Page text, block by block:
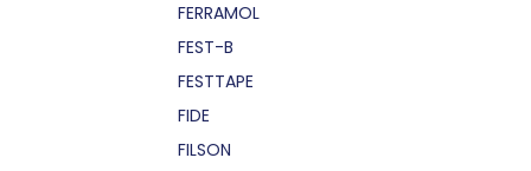
FERRAMOL
FEST-B
FESTTAPE
FIDE
FILSON